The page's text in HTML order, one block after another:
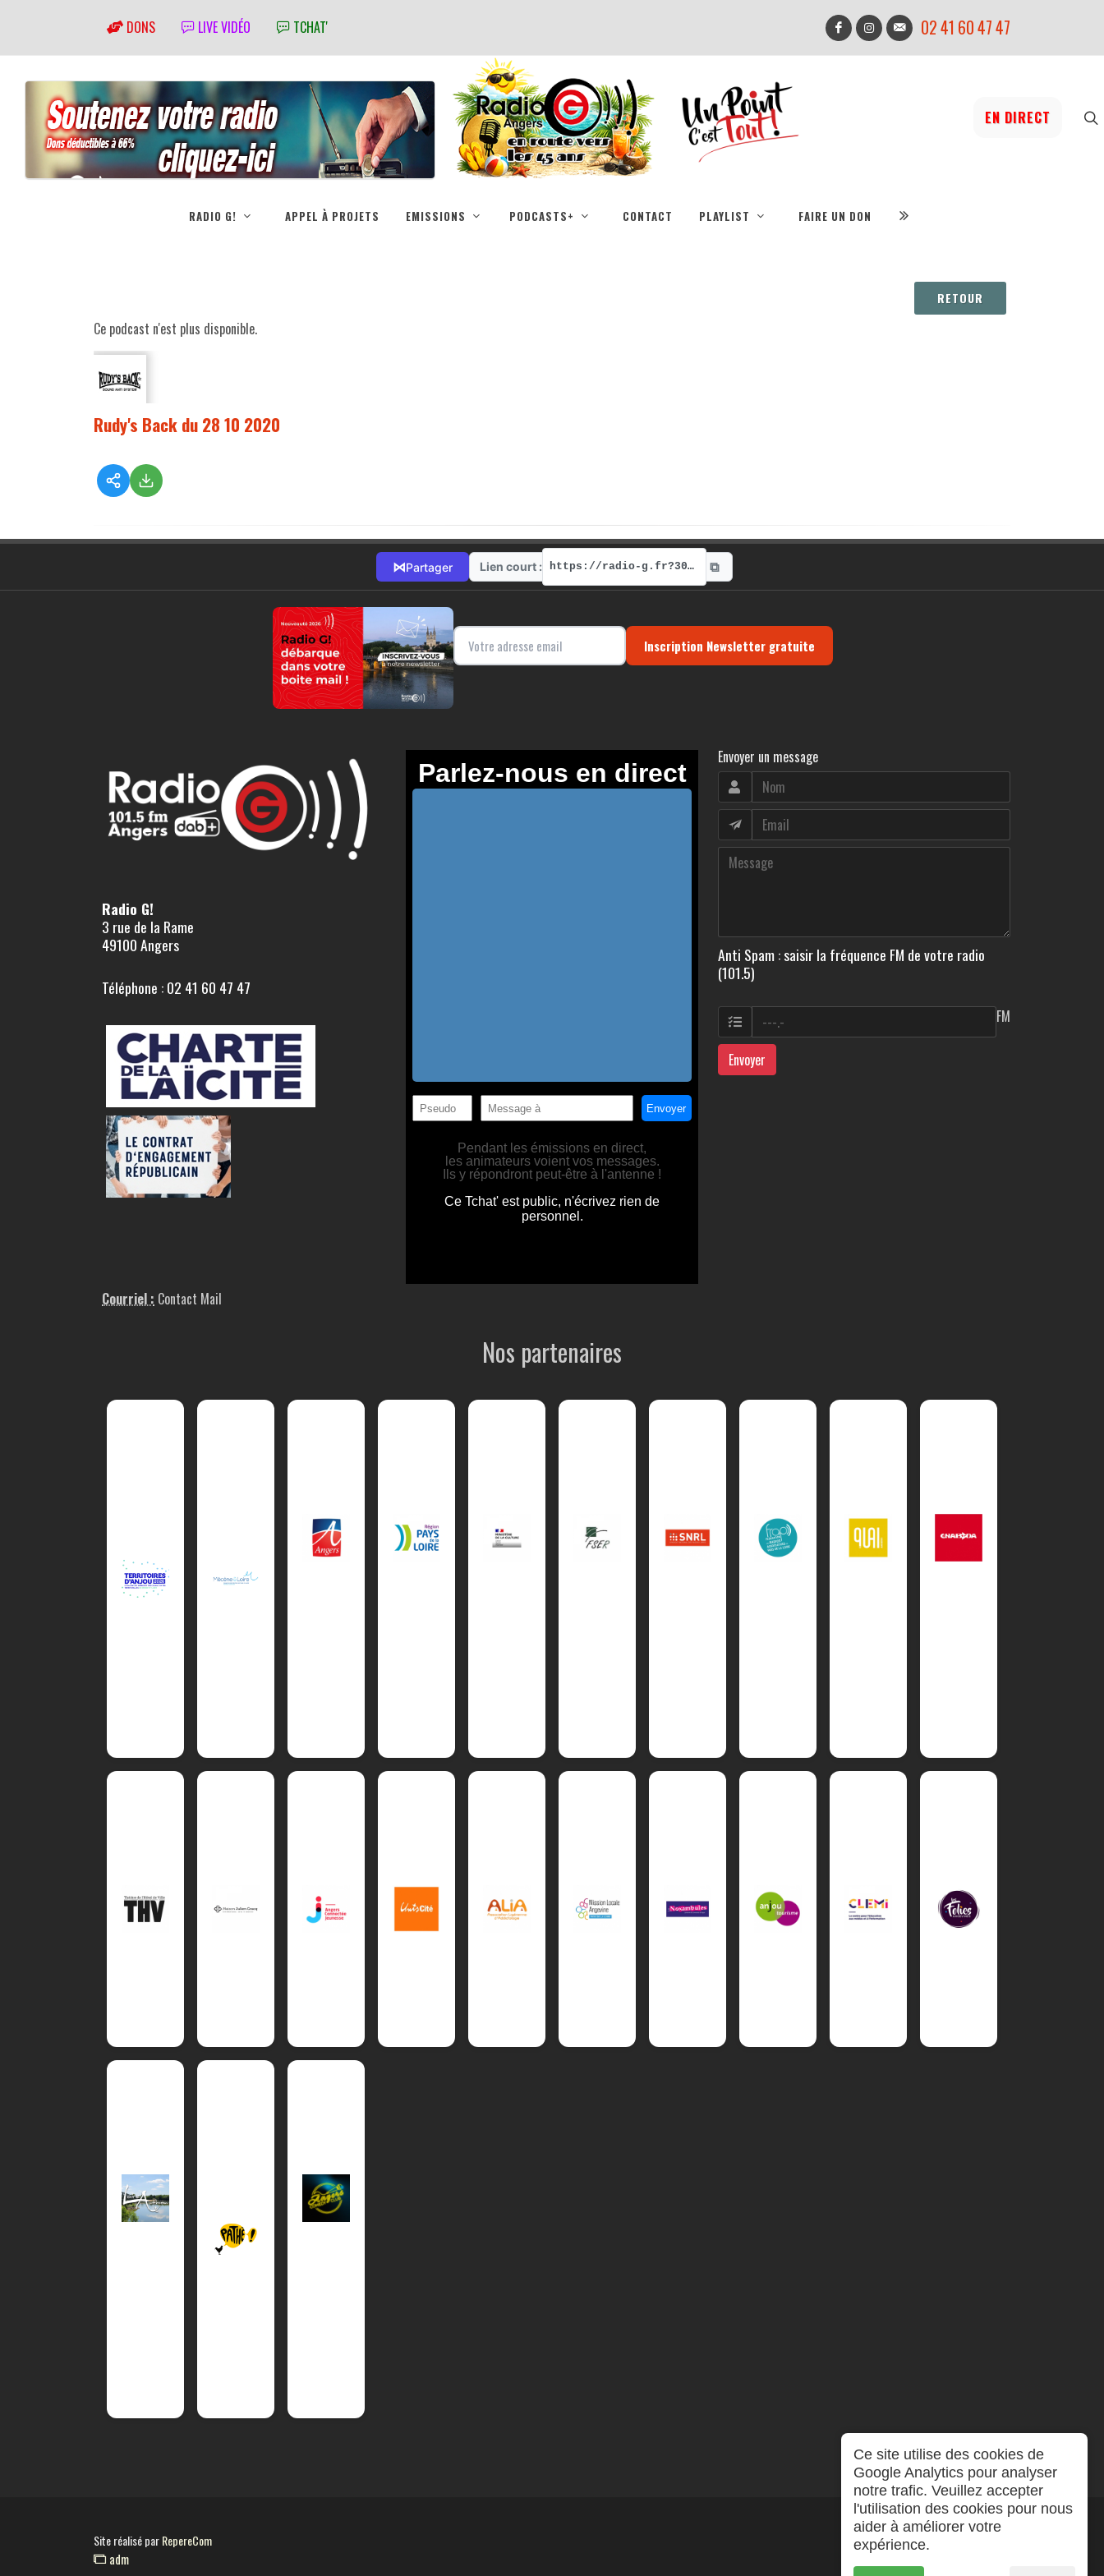
DONS LIVE VIDÉO TCHAT' 02 41 60 47 47
EN DIRECT
RADIO G! APPEL À PROJETS EMISSIONS PODCASTS+ CONTACT PLAYLIST FAIRE UN DON
RETOUR
Ce podcast n'est plus disponible.
Rudy's Back du 28 10 2020
⋈Partager Lien court : https://radio-g.fr?3097 ⧉
Inscription Newsletter gratuite
Radio G!
3 rue de la Rame
49100 Angers
Téléphone : 02 41 60 47 47
Courriel : Contact Mail
Envoyer un message
Anti Spam : saisir la fréquence FM de votre radio
(101.5)
FM
Envoyer
Nos partenaires
Site réalisé parRepereCom
adm
Ce site utilise des cookies de
Google Analytics pour analyser
notre trafic. Veuillez accepter
l'utilisation des cookies pour nous
aider à améliorer votre
expérience.